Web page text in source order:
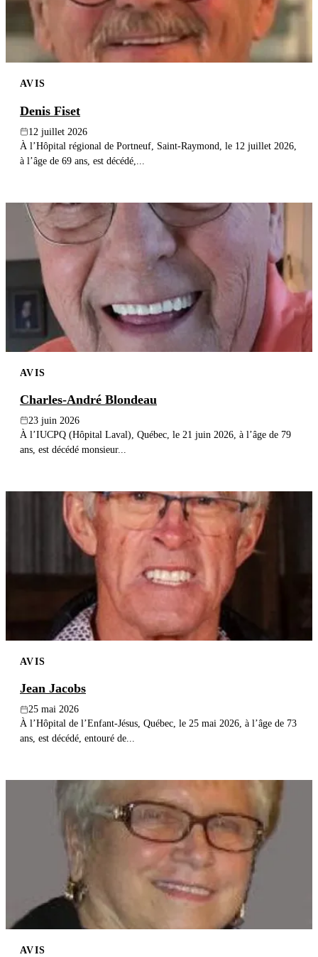
AVIS
Denis Fiset
12 juillet 2026
À l’Hôpital régional de Portneuf, Saint-Raymond, le 12 juillet 2026,
à l’âge de 69 ans, est décédé,...
AVIS
Charles-André Blondeau
23 juin 2026
À l’IUCPQ (Hôpital Laval), Québec, le 21 juin 2026, à l’âge de 79
ans, est décédé monsieur...
AVIS
Jean Jacobs
25 mai 2026
À l’Hôpital de l’Enfant-Jésus, Québec, le 25 mai 2026, à l’âge de 73
ans, est décédé, entouré de...
AVIS